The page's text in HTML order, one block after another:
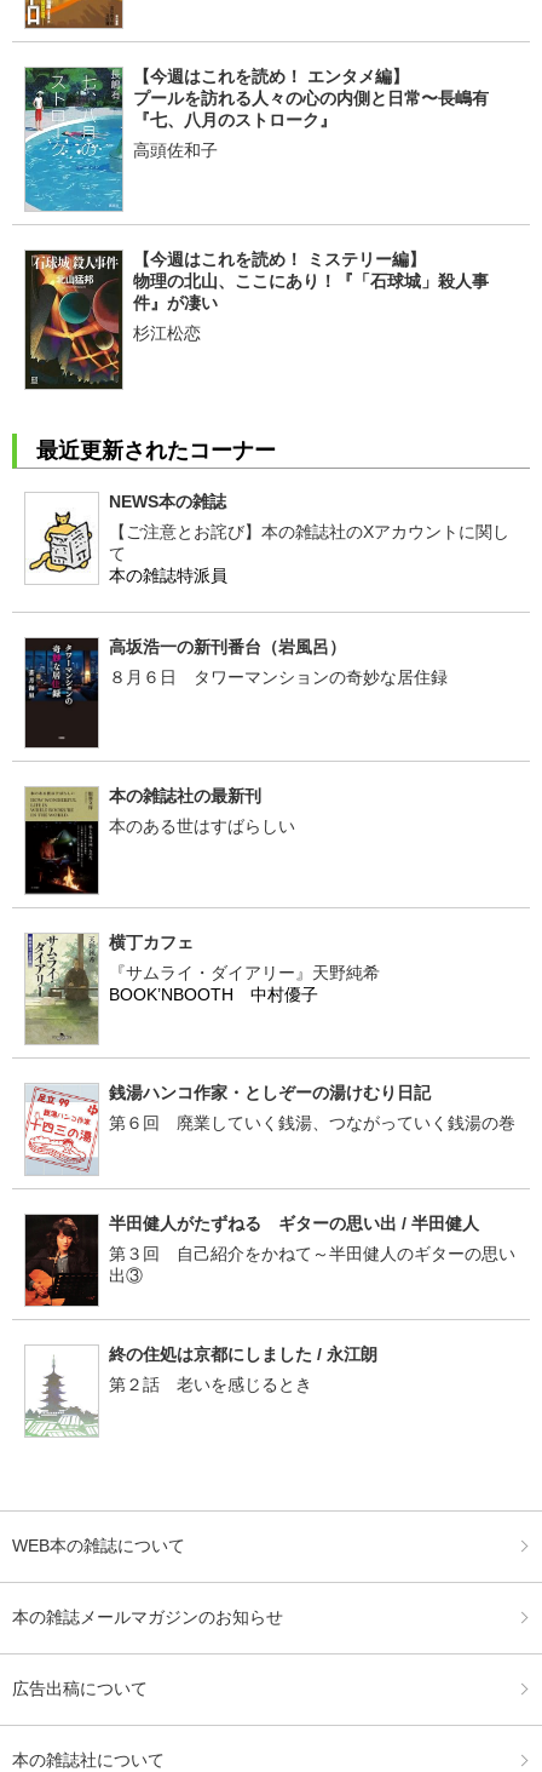
【今週はこれを読め！ エンタメ編】
プールを訪れる人々の心の内側と日常〜長嶋有
『七、八月のストローク』
高頭佐和子
【今週はこれを読め！ ミステリー編】
物理の北山、ここにあり！『「石球城」殺人事
件』が凄い
杉江松恋
最近更新されたコーナー
NEWS本の雑誌
【ご注意とお詫び】本の雑誌社のXアカウントに関し
て
本の雑誌特派員
高坂浩一の新刊番台（岩風呂）
８月６日 タワーマンションの奇妙な居住録
本の雑誌社の最新刊
本のある世はすばらしい
横丁カフェ
『サムライ・ダイアリー』天野純希
BOOK’NBOOTH 中村優子
銭湯ハンコ作家・としぞーの湯けむり日記
第６回 廃業していく銭湯、つながっていく銭湯の巻
半田健人がたずねる ギターの思い出 / 半田健人
第３回 自己紹介をかねて～半田健人のギターの思い
出③
終の住処は京都にしました / 永江朗
第２話 老いを感じるとき
WEB本の雑誌について
本の雑誌メールマガジンのお知らせ
広告出稿について
本の雑誌社について